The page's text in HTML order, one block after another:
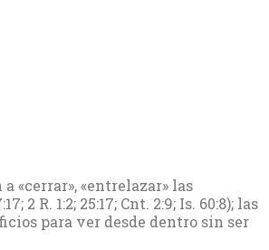
«cerrar», «entrelazar» las
2 R. 1:2; 25:17; Cnt. 2:9; Is. 60:8); las
para ver desde dentro sin ser